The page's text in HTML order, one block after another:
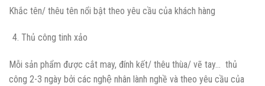
Khắc tên/ thêu tên nổi bật theo yêu cầu của khách hàng
Thủ công tinh xảo
Mỗi sản phẩm được cắt may, đính kết/ thêu thùa/ vẽ tay… thủ
công 2-3 ngày bởi các nghệ nhân lành nghề và theo yêu cầu của